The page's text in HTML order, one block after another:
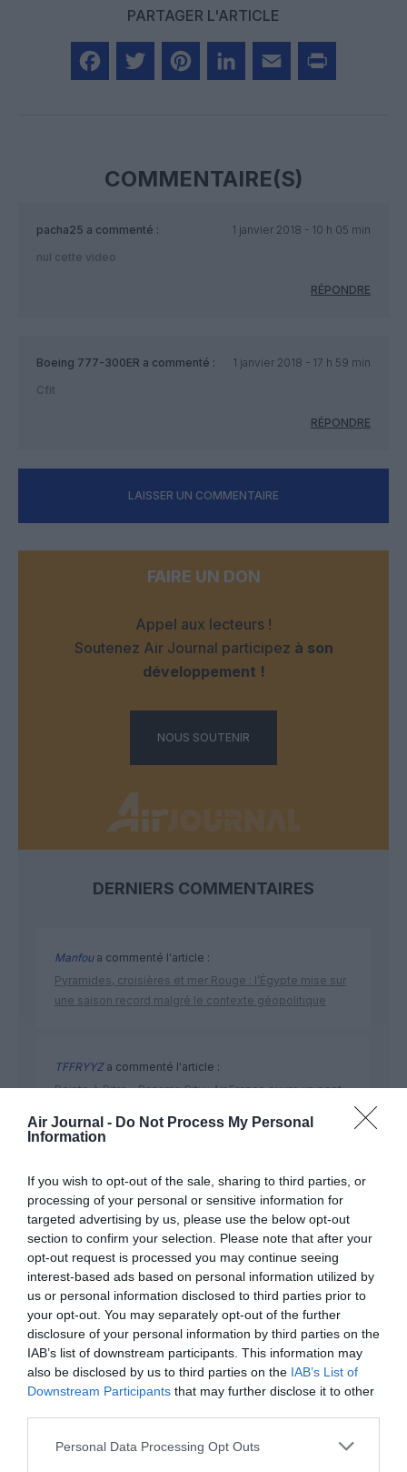
Air Journal - Do Not Process My Personal
Information
If you wish to opt-out of the sale, sharing to third parties, or
processing of your personal or sensitive information for
targeted advertising by us, please use the below opt-out
section to confirm your selection. Please note that after your
opt-out request is processed you may continue seeing
interest-based ads based on personal information utilized by
us or personal information disclosed to third parties prior to
your opt-out. You may separately opt-out of the further
disclosure of your personal information by third parties on the
IAB’s list of downstream participants. This information may
also be disclosed by us to third parties on the IAB’s List of
Downstream Participants that may further disclose it to other
Personal Data Processing Opt Outs
PARTAGER L'ARTICLE
COMMENTAIRE(S)
pacha25 a commenté :
1 janvier 2018 - 10 h 05 min
nul cette video
RÉPONDRE
Boeing 777-300ER a commenté :
1 janvier 2018 - 17 h 59 min
Cfit
RÉPONDRE
LAISSER UN COMMENTAIRE
FAIRE UN DON
Appel aux lecteurs !
Soutenez Air Journal participez à son
développement !
NOUS SOUTENIR
DERNIERS COMMENTAIRES
Manfoua commenté l'article :
Pyramides, croisières et mer Rouge : l’Égypte mise sur
une saison record malgré le contexte géopolitique
TFFRYYZa commenté l'article :
Pointe‑à‑Pitre – Panama City : Air France ouvre un pont
Australie costa rica crash Nature Air
Sydney Seaplanes
LIRE AUSSI
QANTAS : LE PREMIER
AIRBUS A350-1000ULR DU
PROJECT SUNRISE...